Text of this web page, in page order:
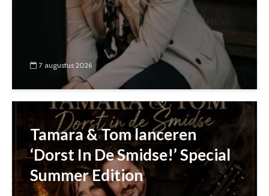
7 augustus 2026
Tamara & Tom lanceren
‘Dorst In De Smidse!’ Special
Summer Edition